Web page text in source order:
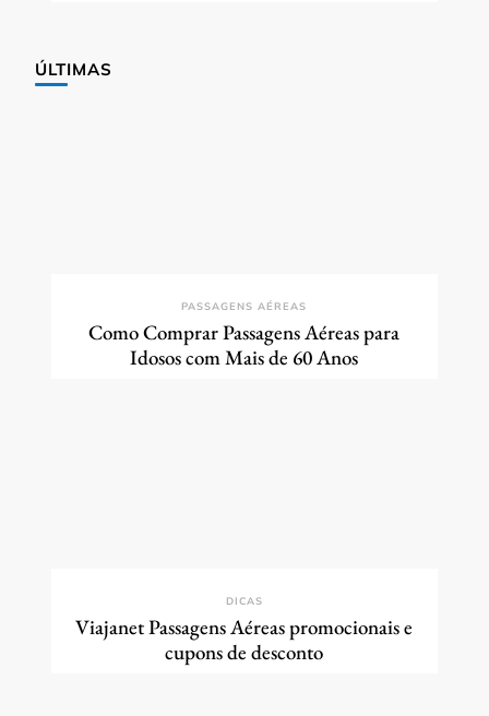
ÚLTIMAS
PASSAGENS AÉREAS
Como Comprar Passagens Aéreas para
Idosos com Mais de 60 Anos
DICAS
Viajanet Passagens Aéreas promocionais e
cupons de desconto